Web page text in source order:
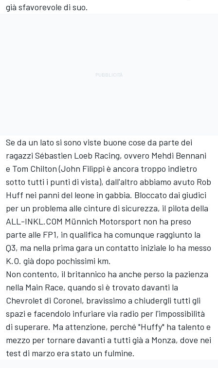
già sfavorevole di suo.
Se da un lato si sono viste buone cose da parte dei
ragazzi Sébastien Loeb Racing, ovvero Mehdi Bennani
e Tom Chilton (John Filippi è ancora troppo indietro
sotto tutti i punti di vista), dall'altro abbiamo avuto Rob
Huff nei panni del leone in gabbia. Bloccato dai giudici
per un problema alle cinture di sicurezza, il pilota della
ALL-INKL.COM Münnich Motorsport non ha preso
parte alle FP1, in qualifica ha comunque raggiunto la
Q3, ma nella prima gara un contatto iniziale lo ha messo
K.O. già dopo pochissimi km.
Non contento, il britannico ha anche perso la pazienza
nella Main Race, quando si è trovato davanti la
Chevrolet di Coronel, bravissimo a chiudergli tutti gli
spazi e facendolo infuriare via radio per l'impossibilità
di superare. Ma attenzione, perché "Huffy" ha talento e
mezzo per tornare davanti a tutti già a Monza, dove nei
test di marzo era stato un fulmine.